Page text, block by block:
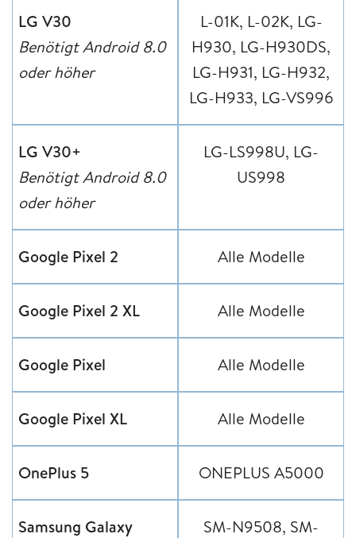
LG V30
Benötigt Android 8.0
oder höher
L-01K, L-02K, LG-
H930, LG-H930DS,
LG-H931, LG-H932,
LG-H933, LG-VS996
LG V30+
Benötigt Android 8.0
oder höher
LG-LS998U, LG-
US998
Google Pixel 2 Alle Modelle
Google Pixel 2 XL Alle Modelle
Google Pixel Alle Modelle
Google Pixel XL Alle Modelle
OnePlus 5 ONEPLUS A5000
Samsung Galaxy
SM-N9508, SM-